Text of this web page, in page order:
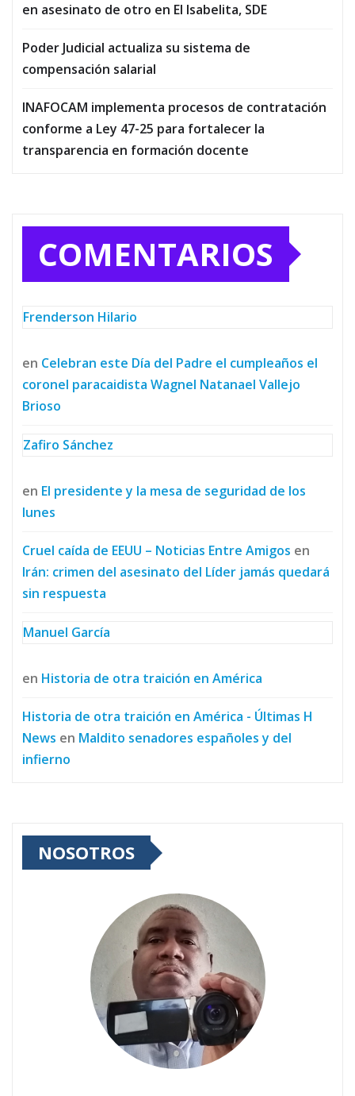
en asesinato de otro en El Isabelita, SDE
Poder Judicial actualiza su sistema de
compensación salarial
INAFOCAM implementa procesos de contratación
conforme a Ley 47-25 para fortalecer la
transparencia en formación docente
COMENTARIOS
Frenderson Hilario
en Celebran este Día del Padre el cumpleaños el
coronel paracaidista Wagnel Natanael Vallejo
Brioso
Zafiro Sánchez
en El presidente y la mesa de seguridad de los
lunes
Cruel caída de EEUU – Noticias Entre Amigos en
Irán: crimen del asesinato del Líder jamás quedará
sin respuesta
Manuel García
en Historia de otra traición en América
Historia de otra traición en América - Últimas H
News en Maldito senadores españoles y del
infierno
NOSOTROS